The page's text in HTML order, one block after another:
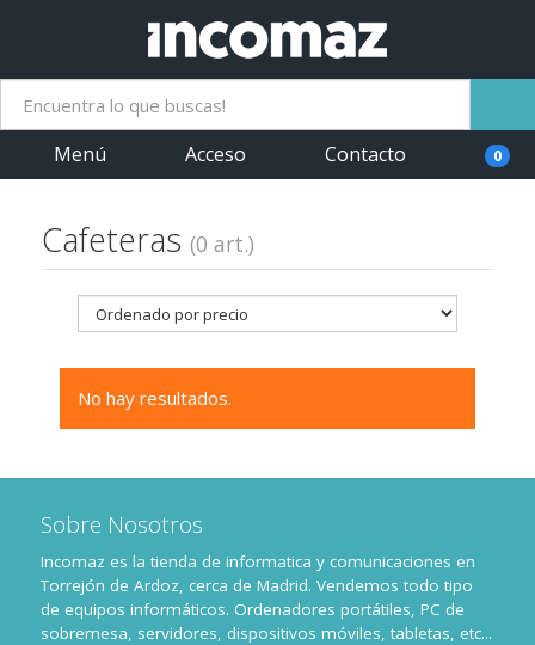
Menú Acceso Contacto 0
Cafeteras (0 art.)
No hay resultados.
Sobre Nosotros
Incomaz es la tienda de informatica y comunicaciones en
Torrejón de Ardoz, cerca de Madrid. Vendemos todo tipo
de equipos informáticos. Ordenadores portátiles, PC de
sobremesa, servidores, dispositivos móviles, tabletas, etc...